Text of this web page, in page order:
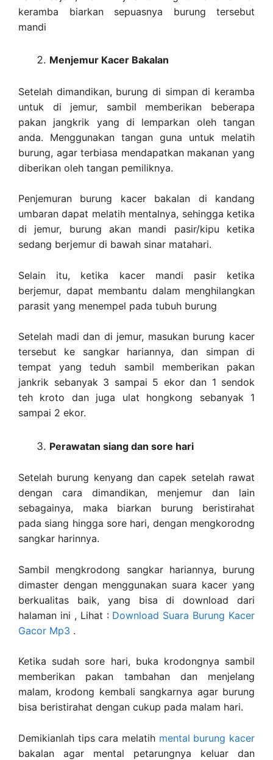
keramba biarkan sepuasnya burung tersebut
mandi
Menjemur Kacer Bakalan
Setelah dimandikan, burung di simpan di keramba
untuk di jemur, sambil memberikan beberapa
pakan jangkrik yang di lemparkan oleh tangan
anda. Menggunakan tangan guna untuk melatih
burung, agar terbiasa mendapatkan makanan yang
diberikan oleh tangan pemiliknya.
Penjemuran burung kacer bakalan di kandang
umbaran dapat melatih mentalnya, sehingga ketika
di jemur, burung akan mandi pasir/kipu ketika
sedang berjemur di bawah sinar matahari.
Selain itu, ketika kacer mandi pasir ketika
berjemur, dapat membantu dalam menghilangkan
parasit yang menempel pada tubuh burung
Setelah madi dan di jemur, masukan burung kacer
tersebut ke sangkar hariannya, dan simpan di
tempat yang teduh sambil memberikan pakan
jankrik sebanyak 3 sampai 5 ekor dan 1 sendok
teh kroto dan juga ulat hongkong sebanyak 1
sampai 2 ekor.
Perawatan siang dan sore hari
Setelah burung kenyang dan capek setelah rawat
dengan cara dimandikan, menjemur dan lain
sebagainya, maka biarkan burung beristirahat
pada siang hingga sore hari, dengan mengkorodng
sangkar harinnya.
Sambil mengkrodong sangkar hariannya, burung
dimaster dengan menggunakan suara kacer yang
berkualitas baik, yang bisa di download dari
halaman ini , Lihat : Download Suara Burung Kacer
Gacor Mp3 .
Ketika sudah sore hari, buka krodongnya sambil
memberikan pakan tambahan dan menjelang
malam, krodong kembali sangkarnya agar burung
bisa beristirahat dengan cukup pada malam hari.
Demikianlah tips cara melatih mental burung kacer
bakalan agar mental petarungnya keluar dan